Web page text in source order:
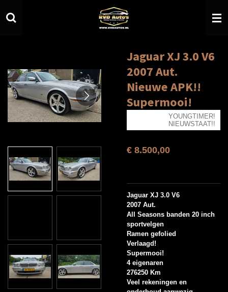
direct
Jaguar XJ 3.0 V6
2007 Aut.
Nieuwe APK!!
Supermooi!
YOUNGTIMER!
NIEUWSTAAT!!
€ 8.500,00
Jaguar XJ 3.0 V6
2007 Aut.
All Seasons banden 20 inch
sportvelgen
Ramen gefolied
Verlaagd!
Supermooi!
4 eigenaren
276250 Km
Veel rekeningen en